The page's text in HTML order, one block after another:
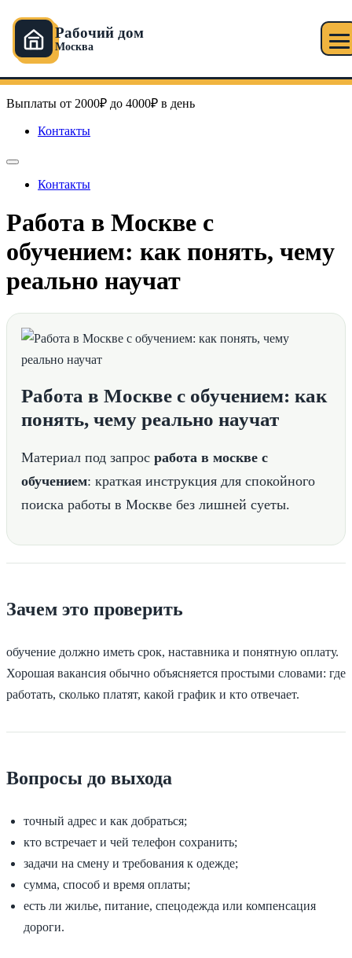
Рабочий дом
Москва
к
содержимому
Рабочий дом в Москве
Выплаты от 2000₽ до 4000₽ в день
Контакты
Контакты
Работа в Москве с
обучением: как понять, чему
реально научат
Работа в Москве с обучением: как
понять, чему реально научат
Материал под запрос работа в москве с
обучением: краткая инструкция для спокойного
поиска работы в Москве без лишней суеты.
Зачем это проверить
обучение должно иметь срок, наставника и понятную оплату.
Хорошая вакансия обычно объясняется простыми словами: где
работать, сколько платят, какой график и кто отвечает.
Вопросы до выхода
точный адрес и как добраться;
кто встречает и чей телефон сохранить;
задачи на смену и требования к одежде;
сумма, способ и время оплаты;
есть ли жилье, питание, спецодежда или компенсация
дороги.